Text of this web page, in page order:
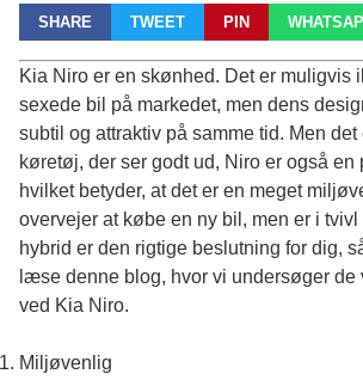
SHARE TWEET PIN
Kia Niro er en skønhed. Det er muligvis
sexede bil på markedet, men dens
subtil og attraktiv på samme tid. Men det
køretøj, der ser godt ud, Niro er også en
hvilket betyder, at det er en meget
overvejer at købe en ny bil, men er i
hybrid er den rigtige beslutning for dig,
læse denne blog, hvor vi undersøger de
ved Kia Niro.
Miljøvenlig